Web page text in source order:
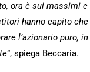
ora è sui massimi
hanno capito
l’azionario puro,
”, spiega Beccaria.